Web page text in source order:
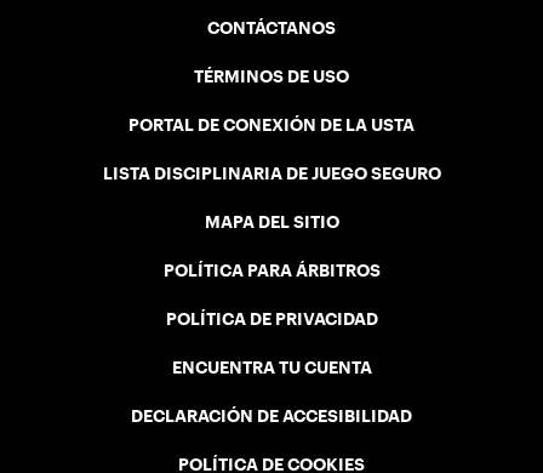
CONTÁCTANOS
TÉRMINOS DE USO
PORTAL DE CONEXIÓN DE LA USTA
LISTA DISCIPLINARIA DE JUEGO SEGURO
MAPA DEL SITIO
POLÍTICA PARA ÁRBITROS
POLÍTICA DE PRIVACIDAD
ENCUENTRA TU CUENTA
DECLARACIÓN DE ACCESIBILIDAD
POLÍTICA DE COOKIES